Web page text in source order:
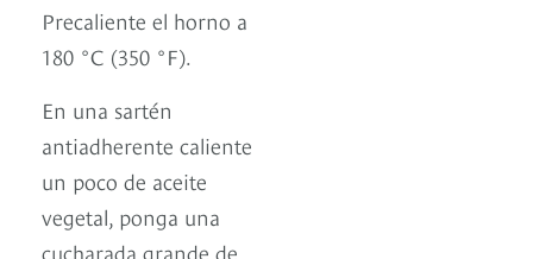
Precaliente el horno a
180 °C (350 °F).
En una sartén
antiadherente caliente
un poco de aceite
vegetal, ponga una
cucharada grande de